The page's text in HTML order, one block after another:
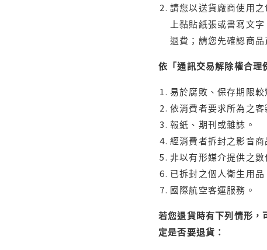
請您以送貨廠商使用
上黏貼紙張或書寫文
退費；請您先確認商
依「通訊交易解除權合理
易於腐敗、保存期限
依消費者要求所為之
報紙、期刊或雜誌。
經消費者拆封之影音商
非以有形媒介提供之
已拆封之個人衛生用
國際航空客運服務。
若您退貨時有下列情形
定是否要退貨：